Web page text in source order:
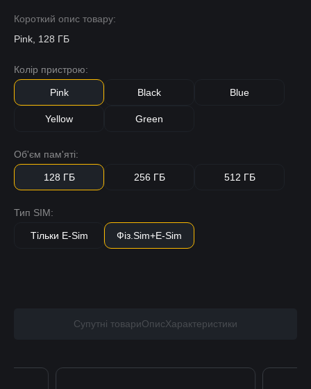
Короткий опис товару:
Pink, 128 ГБ
Колір пристрою:
Pink Black Blue
Yellow Green
Об'єм пам'яті:
128 ГБ 256 ГБ 512 ГБ
Тип SIM:
Тільки E-Sim Фіз.Sim+E-Sim
Супутні товариОписХарактеристики